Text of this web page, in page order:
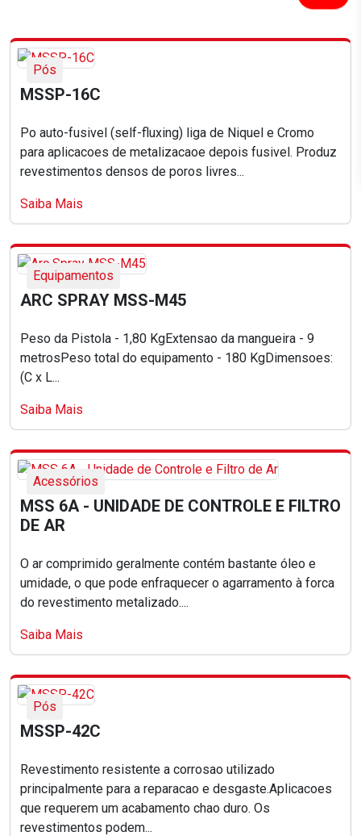
Pós
MSSP-16C
Po auto-fusivel (self-fluxing) liga de Niquel e Cromo
para aplicacoes de metalizacaoe depois fusivel. Produz
revestimentos densos de poros livres...
Saiba Mais
Equipamentos
ARC SPRAY MSS-M45
Peso da Pistola - 1,80 KgExtensao da mangueira - 9
metrosPeso total do equipamento - 180 KgDimensoes:
(C x L...
Saiba Mais
Acessórios
MSS 6A - UNIDADE DE CONTROLE E FILTRO
DE AR
O ar comprimido geralmente contém bastante óleo e
umidade, o que pode enfraquecer o agarramento à forca
do revestimento metalizado....
Saiba Mais
Pós
MSSP-42C
Revestimento resistente a corrosao utilizado
principalmente para a reparacao e desgaste.Aplicacoes
que requerem um acabamento chao duro. Os
revestimentos podem...